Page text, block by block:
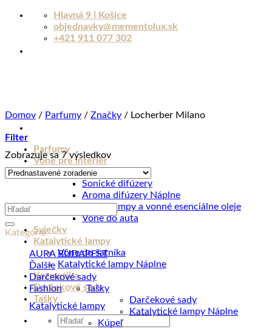
Skip
Hlavná 9 | Košice
objednavky@mementolux.sk
+421 911 077 302
Parfumy
Vône pre interiér
Aroma difúzery
Sonické difúzery
Aroma difúzery Náplne
Aromalampy a vonné esenciálne oleje
Vône do auta
Sviečky
Katalytické lampy
Vône do šatníka
Katalytické lampy Náplne
Kozmetika
Darčekové sady
Tašky
Hľadať:
Domov / Parfumy / Značky / Locherber Milano
Filter
Zobrazuje sa 7 výsledkov
Hľadať:
Kategórie
AURA BUDAPEST
Ďalšie
Darčekové sady
Fashion
Tašky
Katalytické lampy
Darčekové sady
Katalytické lampy Náplne
Kúpeľ